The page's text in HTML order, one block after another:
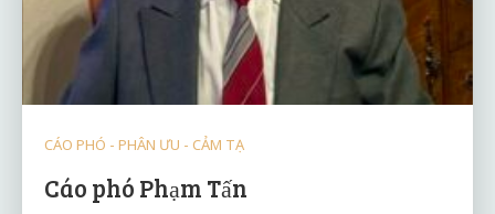
CÁO PHÓ - PHÂN ƯU - CẢM TẠ
Cáo phó Phạm Tấn